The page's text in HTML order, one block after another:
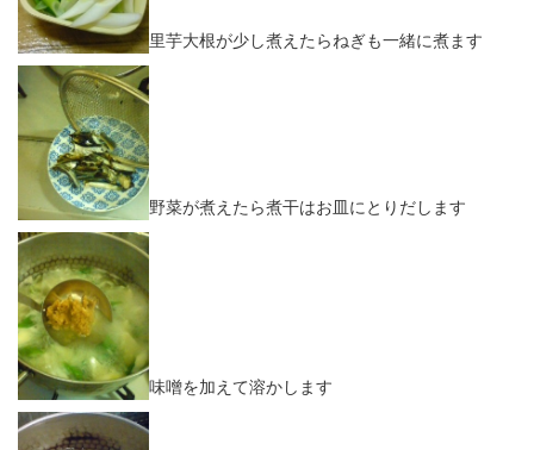
里芋大根が少し煮えたらねぎも一緒に煮ます
野菜が煮えたら煮干はお皿にとりだします
味噌を加えて溶かします